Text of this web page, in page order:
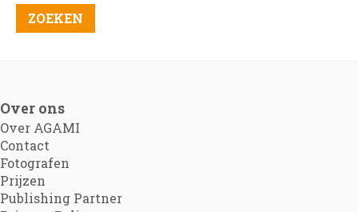
Over ons
Over AGAMI
Contact
Fotografen
Prijzen
Publishing Partner